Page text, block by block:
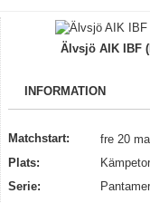
Truppen / Kontakt
Älvsjö AIK IBF
INFORMATION
Matchstart:
fre 20
Plats:
Serie: